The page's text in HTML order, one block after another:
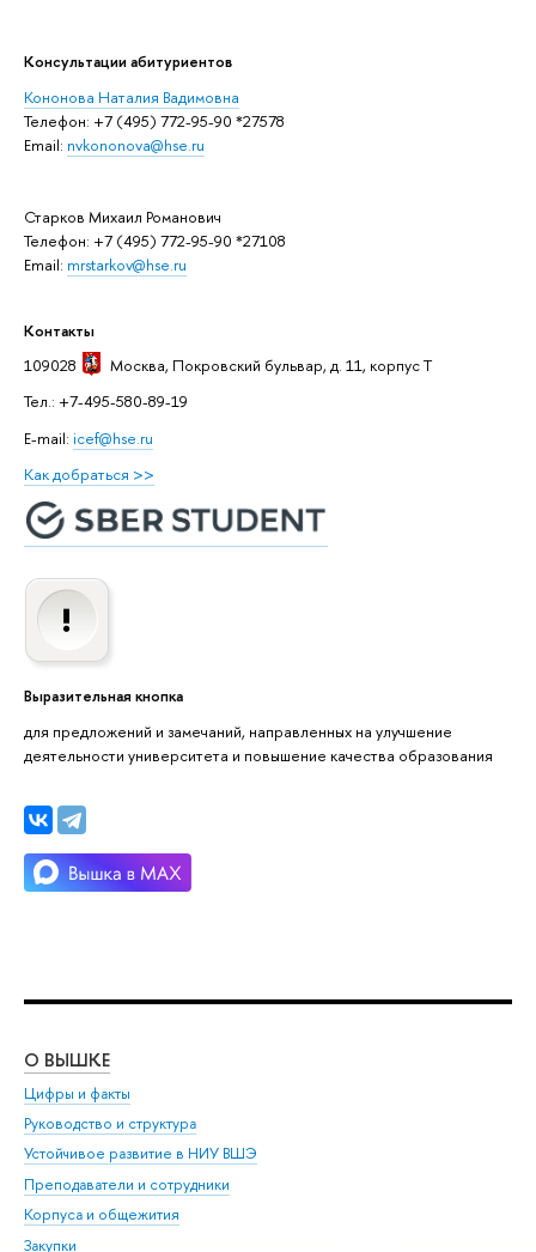
Консультации абитуриентов
Кононова Наталия Вадимовна
Телефон: +7 (495) 772-95-90 *27578
Email: nvkononova@hse.ru
Старков Михаил Романович
Телефон: +7 (495) 772-95-90 *27108
Email: mrstarkov@hse.ru
Контакты
109028
Москва, Покровский бульвар, д. 11, корпус T
Тел.: +7-495-580-89-19
E-mail: icef@hse.ru
Как добраться >>
Выразительная кнопка
для предложений и замечаний, направленных на улучшение
деятельности университета и повышение качества образования
О ВЫШКЕ
Цифры и факты
Руководство и структура
Устойчивое развитие в НИУ ВШЭ
Преподаватели и сотрудники
Корпуса и общежития
Закупки